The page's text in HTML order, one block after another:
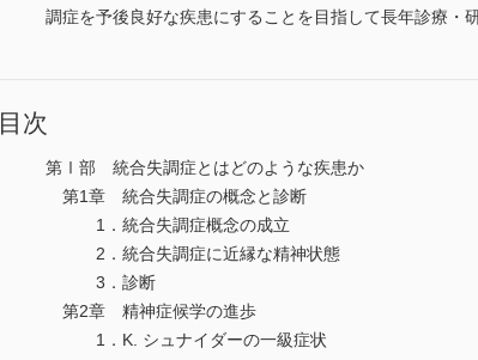
調症を予後良好な疾患にすることを目指して長年診療・
目次
第Ⅰ部 統合失調症とはどのような疾患か
第1章 統合失調症の概念と診断
1．統合失調症概念の成立
2．統合失調症に近縁な精神状態
3．診断
第2章 精神症候学の進歩
1．K. シュナイダーの一級症状